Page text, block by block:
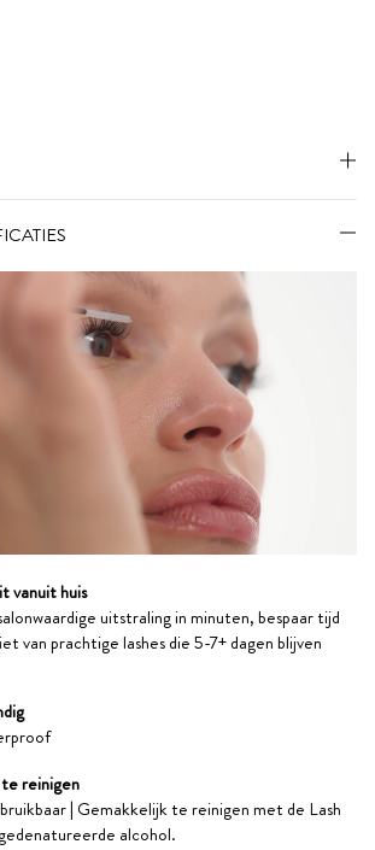
vanuit huis
uitstraling in minuten, bespaar tijd
van prachtige lashes die 5-7+ dagen blijven
reinigen
| Gemakkelijk te reinigen met de Lash
alcohol.